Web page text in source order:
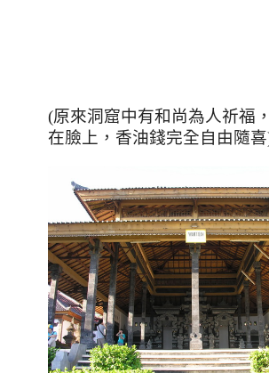
(原來洞窟中有和尚為人祈福
在臉上 ， 香油錢完全自由隨